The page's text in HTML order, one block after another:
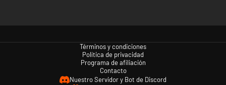
Términos y condiciones
Política de privacidad
Programa de afiliación
Contacto
Nuestro Servidor y Bot de Discord